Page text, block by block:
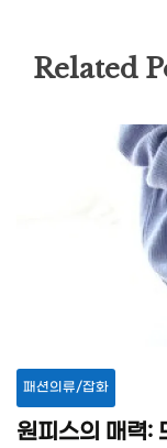
Related
패션의류/잡화
원피스의 매력: